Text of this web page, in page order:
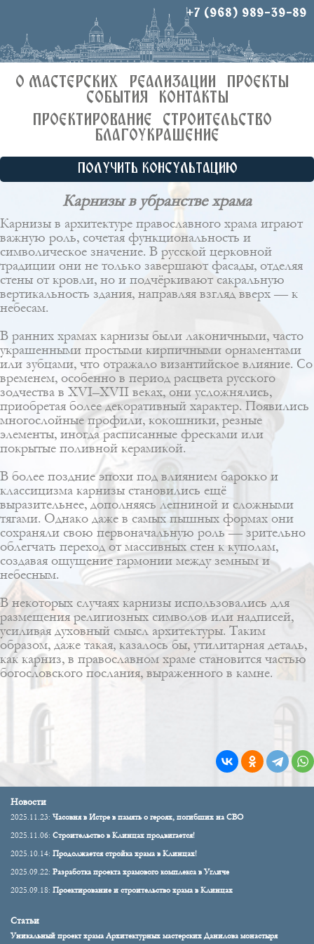
+7 (968) 989-39-89
О МАСТЕРСКИХ РЕАЛИЗАЦИИ
ПРОЕКТЫ
СОБЫТИЯ
КОНТАКТЫ
ПРОЕКТИРОВАНИЕ
СТРОИТЕЛЬСТВО
БЛАГОУКРАШЕНИЕ
ПОЛУЧИТЬ КОНСУЛЬТАЦИЮ
Карнизы в убранстве храма
Карнизы в архитектуре православного храма играют
важную роль, сочетая функциональность и
символическое значение. В русской церковной
традиции они не только завершают фасады, отделяя
стены от кровли, но и подчёркивают сакральную
вертикальность здания, направляя взгляд вверх — к
небесам.
В ранних храмах карнизы были лаконичными, часто
украшенными простыми кирпичными орнаментами
или зубцами, что отражало византийское влияние. Со
временем, особенно в период расцвета русского
зодчества в XVI–XVII веках, они усложнялись,
приобретая более декоративный характер. Появились
многослойные профили, кокошники, резные
элементы, иногда расписанные фресками или
покрытые поливной керамикой.
В более поздние эпохи под влиянием барокко и
классицизма карнизы становились ещё
выразительнее, дополняясь лепниной и сложными
тягами. Однако даже в самых пышных формах они
сохраняли свою первоначальную роль — зрительно
облегчать переход от массивных стен к куполам,
создавая ощущение гармонии между земным и
небесным.
В некоторых случаях карнизы использовались для
размещения религиозных символов или надписей,
усиливая духовный смысл архитектуры. Таким
образом, даже такая, казалось бы, утилитарная деталь,
как карниз, в православном храме становится частью
богословского послания, выраженного в камне.
Новости
2025.11.23: Часовня в Истре в память о героях, погибших на СВО
2025.11.06: Строительство в Клинцах продвигается!
2025.10.14: Продолжается стройка храма в Клинцах!
2025.09.22: Разработка проекта храмового комплекса в Угличе
2025.09.18: Проектирование и строительство храма в Клинцах
Статьи
Уникальный проект храма Архитектурных мастерских Данилова монастыря